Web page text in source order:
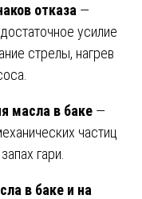
отказа —
усилие
стрелы, нагрев
масла в баке —
частиц
гари.
в баке и на